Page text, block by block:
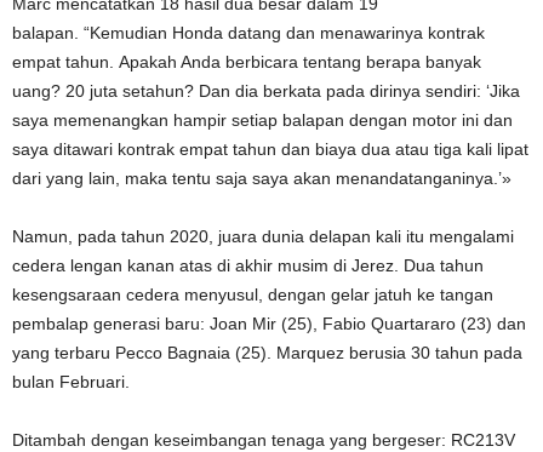
balapan. “Kemudian Honda datang dan menawarinya kontrak
empat tahun. Apakah Anda berbicara tentang berapa banyak
uang? 20 juta setahun? Dan dia berkata pada dirinya sendiri: ‘Jika
saya memenangkan hampir setiap balapan dengan motor ini dan
saya ditawari kontrak empat tahun dan biaya dua atau tiga kali lipat
dari yang lain, maka tentu saja saya akan menandatanganinya.’»
Namun, pada tahun 2020, juara dunia delapan kali itu mengalami
cedera lengan kanan atas di akhir musim di Jerez. Dua tahun
kesengsaraan cedera menyusul, dengan gelar jatuh ke tangan
pembalap generasi baru: Joan Mir (25), Fabio Quartararo (23) dan
yang terbaru Pecco Bagnaia (25). Marquez berusia 30 tahun pada
bulan Februari.
Ditambah dengan keseimbangan tenaga yang bergeser: RC213V